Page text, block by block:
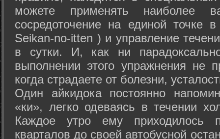
можете применять наиболее
сосредоточение на единой точке
Seikan-­no-­itten ) и управление
в сутки. И, как ни
выполнении этого упражнения не
когда страдаете от болезни,
Один айкидока постоянно
«ки», легко одеваясь в течении
Каждое утро ему приходилось
кварталов до своей автобусной